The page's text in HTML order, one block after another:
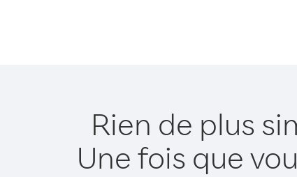
Rien de plus
Une fois que